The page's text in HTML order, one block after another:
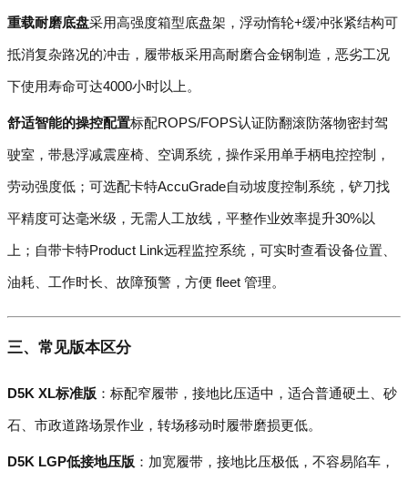
重载耐磨底盘采用高强度箱型底盘架，浮动惰轮+缓冲张紧结构可
抵消复杂路况的冲击，履带板采用高耐磨合金钢制造，恶劣工况
下使用寿命可达4000小时以上。
舒适智能的操控配置标配ROPS/FOPS认证防翻滚防落物密封驾
驶室，带悬浮减震座椅、空调系统，操作采用单手柄电控控制，
劳动强度低；可选配卡特AccuGrade自动坡度控制系统，铲刀找
平精度可达毫米级，无需人工放线，平整作业效率提升30%以
上；自带卡特Product Link远程监控系统，可实时查看设备位置、
油耗、工作时长、故障预警，方便 fleet 管理。
三、常见版本区分
D5K XL标准版 ：标配窄履带，接地比压适中，适合普通硬土、砂
石、市政道路场景作业，转场移动时履带磨损更低。
D5K LGP低接地压版 ：加宽履带，接地比压极低，不容易陷车，